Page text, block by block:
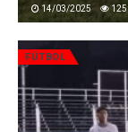
14/03/2025 125
FÚTBOL